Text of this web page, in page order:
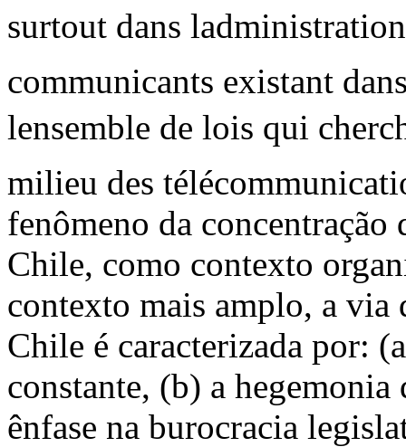
surtout dans
communicants existant
lensemble de lois qui
milieu des
fenômeno da
Chile, como contexto
contexto mais amplo, a via
Chile é caracterizada por:
constante, (b) a
ênfase na burocracia